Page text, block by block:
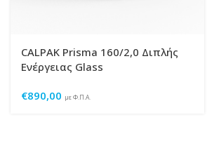
CALPAK Prisma 160/2,0 Διπλής
Ενέργειας Glass
€890,00 με Φ.Π.Α.